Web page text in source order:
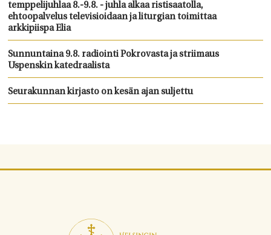
temppelijuhlaa 8.-9.8. - juhla alkaa ristisaatolla,
ehtoopalvelus televisioidaan ja liturgian toimittaa
arkkipiispa Elia
Sunnuntaina 9.8. radiointi Pokrovasta ja striimaus
Uspenskin katedraalista
Seurakunnan kirjasto on kesän ajan suljettu